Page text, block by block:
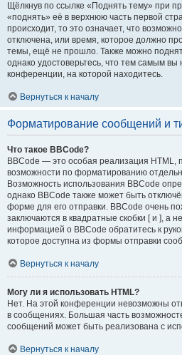
Щёлкнув по ссылке «Поднять тему» при
«поднять» её в верхнюю часть первой
происходит, то это означает, что
отключена, или время, которое должно
темы, ещё не прошло. Также можно
однако удостоверьтесь, что тем самым
конференции, на которой находитесь.
Вернуться к началу
Форматирование сообщений и
Что такое BBCode?
BBCode — это особая реализация
возможности по форматированию
Возможность использования BBCode
однако BBCode также может быть
форме для его отправки. BBCode очень
заключаются в квадратные скобки [ и ], а
информацией о BBCode обратитесь к
которое доступна из формы отправки
Вернуться к началу
Могу ли я использовать HTML?
Нет. На этой конференции невозможны
в сообщениях. Большая часть
сообщений может быть реализована с
Вернуться к началу